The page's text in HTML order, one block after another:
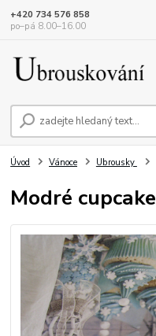
+420 734 576 858
po–pá 8.00–16.00
Úvod Vánoce Ubrousky
Modré cupcake